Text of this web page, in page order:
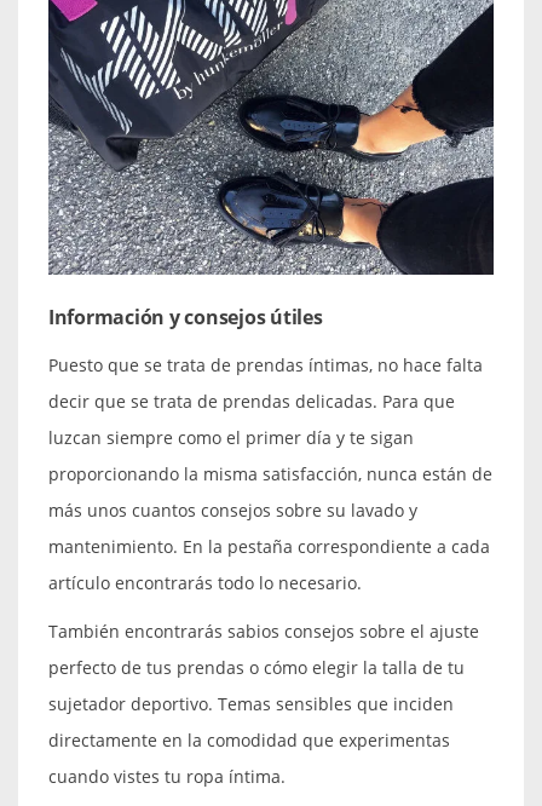
Información y consejos útiles
Puesto que se trata de prendas íntimas, no hace falta
decir que se trata de prendas delicadas. Para que
luzcan siempre como el primer día y te sigan
proporcionando la misma satisfacción, nunca están de
más unos cuantos consejos sobre su lavado y
mantenimiento. En la pestaña correspondiente a cada
artículo encontrarás todo lo necesario.
También encontrarás sabios consejos sobre el ajuste
perfecto de tus prendas o cómo elegir la talla de tu
sujetador deportivo. Temas sensibles que inciden
directamente en la comodidad que experimentas
cuando vistes tu ropa íntima.